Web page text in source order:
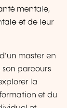
mentale,
et de leur
master en
parcours
la
et du